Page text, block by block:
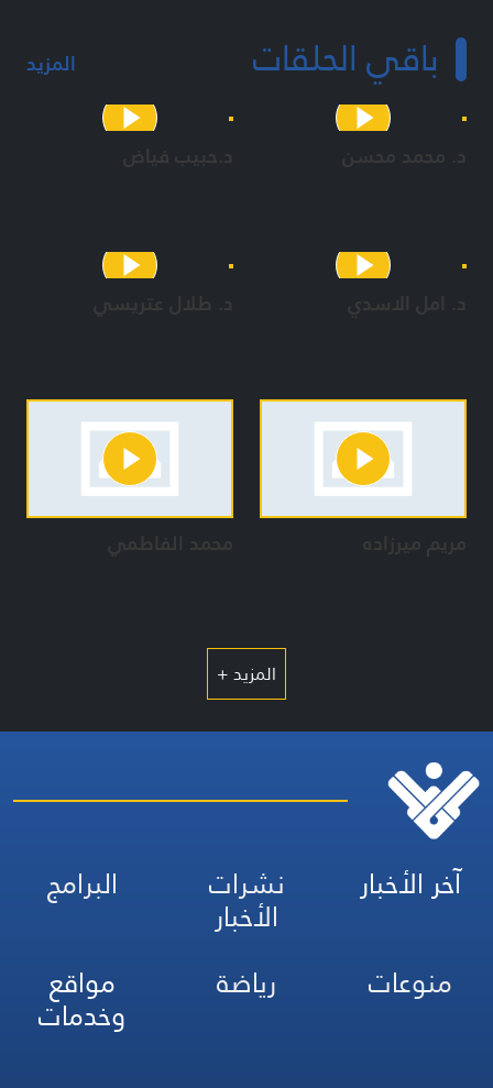
باقي الحلقات المزيد
د. محمد محسن د.حبيب فياض
د. امل الاسدي د. طلال عتريسي
مريم ميرزاده محمد الفاطمي
المزيد +
آخر الأخبار نشرات
الأخبار
البرامج
منوعات
رياضة مواقع
وخدمات